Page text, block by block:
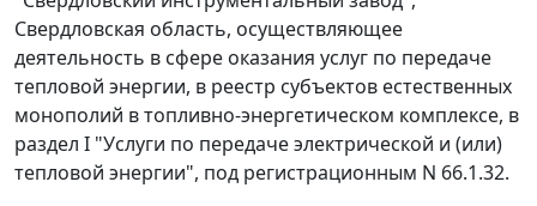
Свердловская область, осуществляющее
деятельность в сфере оказания услуг по передаче
тепловой энергии, в реестр субъектов естественных
монополий в топливно-энергетическом комплексе, в
раздел I "Услуги по передаче электрической и (или)
тепловой энергии", под регистрационным N 66.1.32.